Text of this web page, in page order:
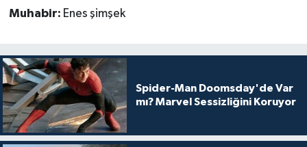
Muhabir: Enes şimşek
Spider-Man Doomsday'de Var
mı? Marvel Sessizliğini Koruyor